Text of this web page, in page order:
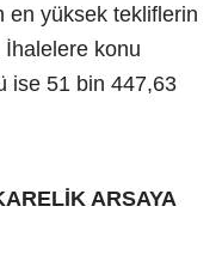
en yüksek tekliflerin
İhalelere konu
ise 51 bin 447,63
ARSAYA